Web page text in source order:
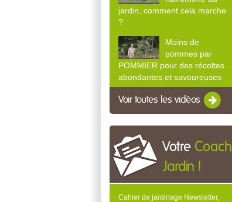
jardin, comment cela marche
?
Moins de
pommes par
POMMIER pour des récoltes
abondantes et savoureuses
Voir toutes les vidéos
Votre Coach
Jardin !
Cahier de jardinage Newsletter,